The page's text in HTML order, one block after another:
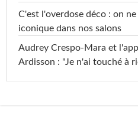
C'est l'overdose déco : on
iconique dans nos salons
Audrey Crespo-Mara et
Ardisson : "Je n'ai touché à